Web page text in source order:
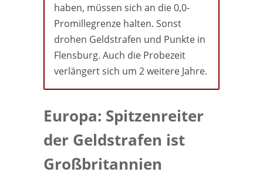
haben, müssen sich an die 0,0-
Promillegrenze halten. Sonst
drohen Geldstrafen und Punkte in
Flensburg. Auch die Probezeit
verlängert sich um 2 weitere Jahre.
Europa: Spitzenreiter
der Geldstrafen ist
Großbritannien